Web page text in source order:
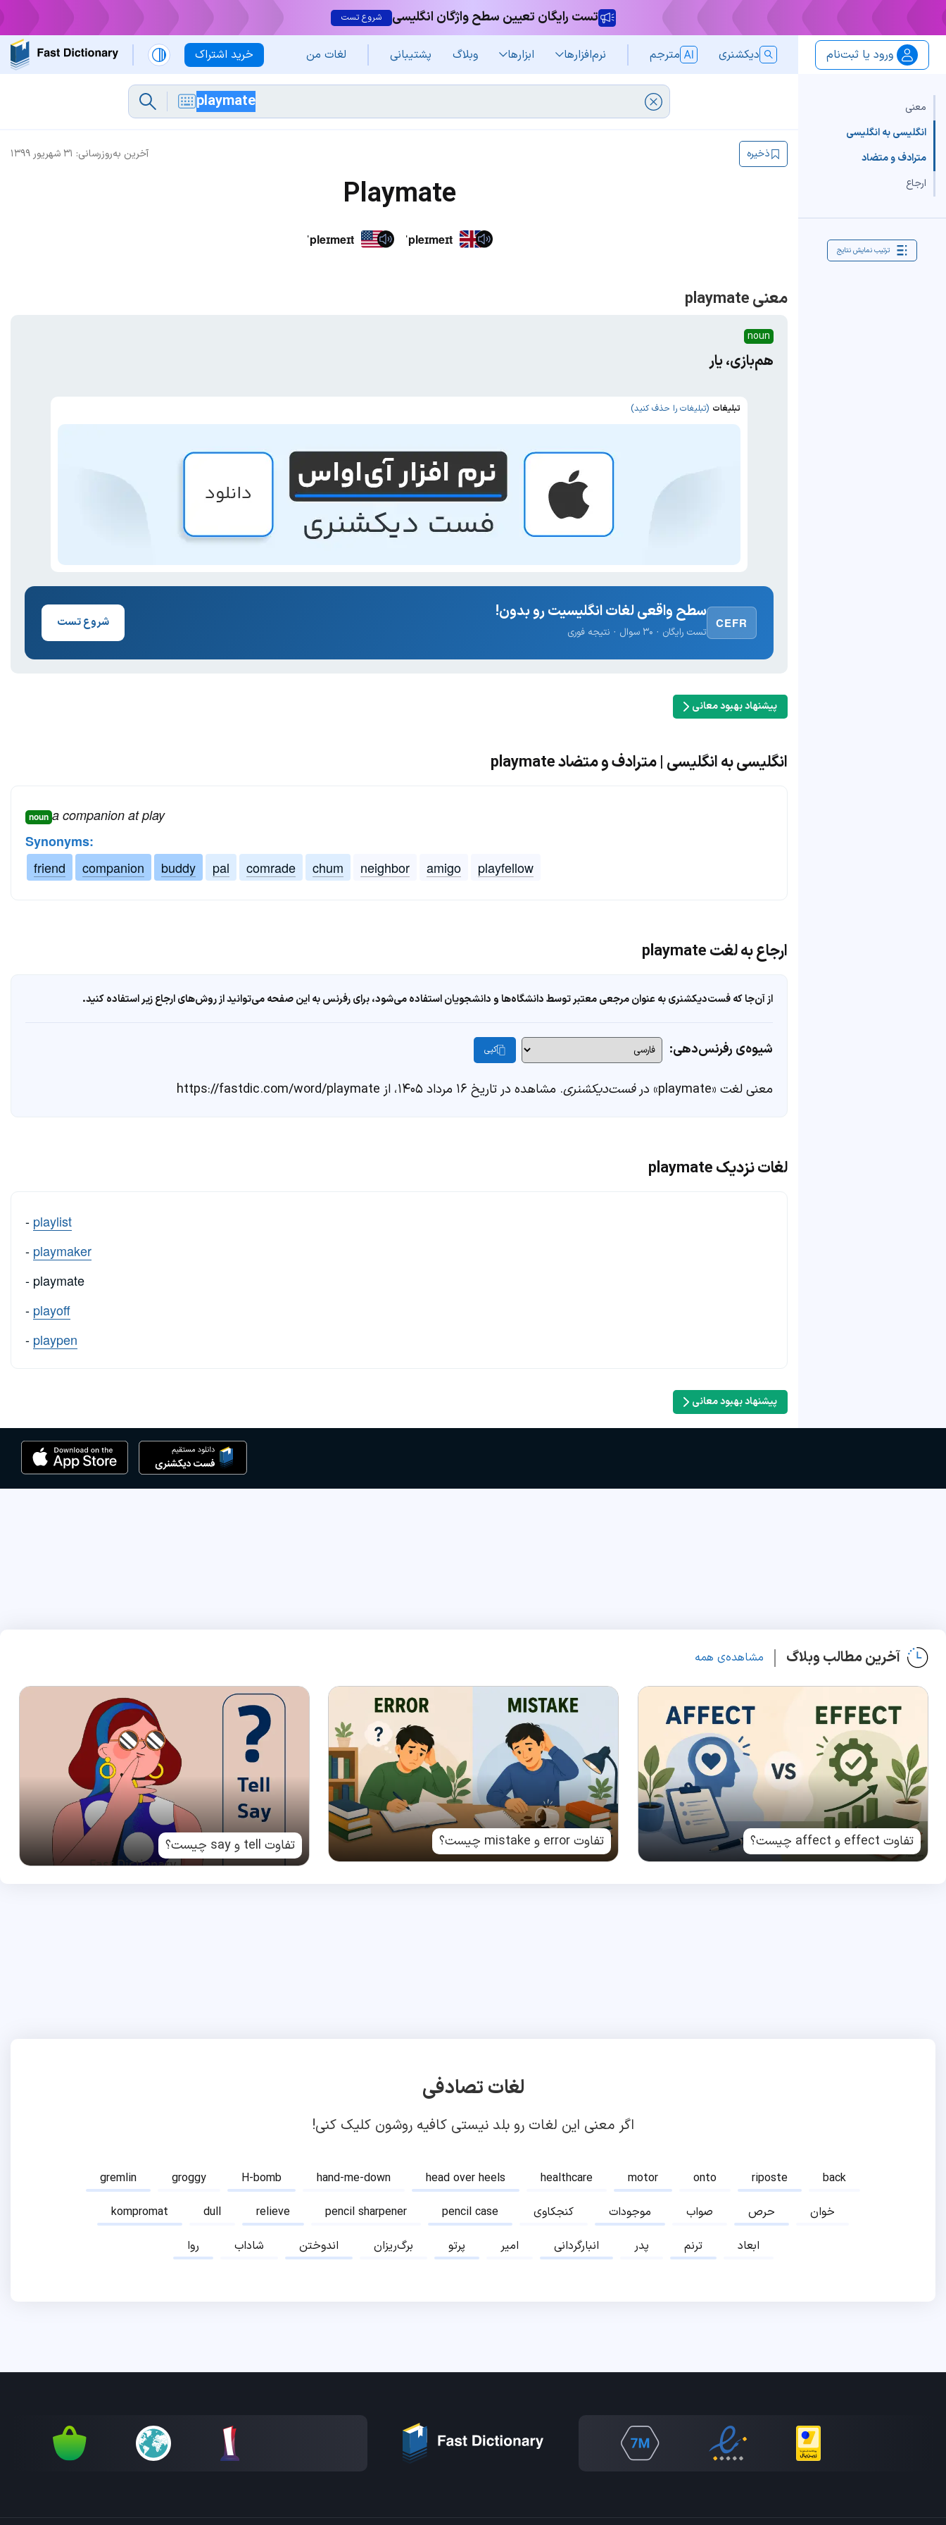
تست رایگان تعیین سطح واژگان انگلیسی شروع تست
خرید اشتراک ورود یا ثبت‌نام دیکشنری مترجم نرم‌افزار‌ها ابزارها وبلاگ پشتیبانی لغات من
معنی
انگلیسی به انگلیسی
مترادف و متضاد
ارجاع
ترتیب نمایش نتایج
آخرین به‌روزرسانی: ۳۱ شهریور ۱۳۹۹ ذخیره
Playmate
ˈpleɪmeɪt ˈpleɪmeɪt
معنی playmate
noun
هم‌بازی، یار
تبلیغات (تبلیغات را حذف کنید)
CEFR
سطح واقعی لغات انگلیسیت رو بدون!
تست رایگان · ۳۰ سوال · نتیجه فوری
شروع تست
پیشنهاد بهبود معانی
انگلیسی به انگلیسی | مترادف و متضاد playmate
noun a companion at play
Synonyms:
friend
companion buddy pal comrade chum neighbor amigo playfellow
ارجاع به لغت playmate
از آن‌جا که فست‌دیکشنری به عنوان مرجعی معتبر توسط دانشگاه‌ها و دانشجویان استفاده می‌شود، برای رفرنس به این صفحه می‌توانید از روش‌های ارجاع زیر استفاده کنید.
شیوه‌ی رفرنس‌دهی: کپی
معنی لغت «playmate» در فست‌دیکشنری. مشاهده در تاریخ ۱۶ مرداد ۱۴۰۵، از https://fastdic.com/word/playmate
لغات نزدیک playmate
- playlist
- playmaker
- playmate
- playoff
- playpen
پیشنهاد بهبود معانی
آخرین مطالب وبلاگ مشاهده‌ی همه
تفاوت effect و affect چیست؟ تفاوت error و mistake چیست؟ تفاوت tell و say چیست؟
لغات تصادفی
اگر معنی این لغات رو بلد نیستی کافیه روشون کلیک کنی!
gremlin groggy H-bomb hand-me-down head over heels healthcare motor onto riposte
back
kompromat
dull relieve pencil sharpener pencil case کنجکاوی موجودات صواب حرص
خوان
روا
شاداب اندوختن برگ‌ریزان پرتو امیر انبارگردانی پدر ترنم ابعاد